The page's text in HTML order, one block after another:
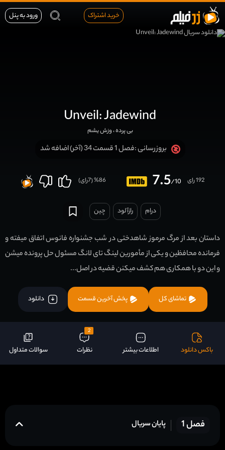
خرید اشتراک ورود به پنل
Unveil: Jadewind
بی پرده ، وزش یشم
بروزرسانی :فصل 1 قسمت 34 (آخر) اضافه شد
7.5/10 192 رای 86
% (
7رای)
درام رازآلود چين
داستان بعد از مرگ مرموز شاهدختی در شب جشنواره فانوس اتفاق میفته و
فرمانده محافظین و یکی از مأمورین لینگ تای لانگ مسئول حل پرونده میشن
و این دو با همکاری هم کشف میکنن قضیه در اصل...
تماشای کل پخش آخرین قسمت دانلود
باکس دانلود اطلاعات بیشتر
2
نظرات سوالات متداول
فصل 1 پایان سریال